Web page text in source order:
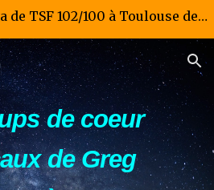
Radios "libres": la saga de TSF 102/100 à Toulouse de 1981 à 1985
de coeur
de Greg